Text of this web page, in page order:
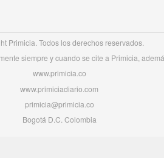
Primicia. Todos los derechos reservados.
siempre y cuando se cite a Primicia,
www.primicia.co
www.primiciadiario.com
primicia@primicia.co
Bogotá D.C. Colombia